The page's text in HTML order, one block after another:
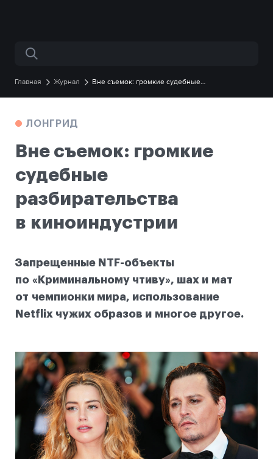
Поиск по сайту
Главная Журнал
Вне съемок: громкие судебные
ЛОНГРИД
Вне съемок: громкие
судебные
разбирательства
в киноиндустрии
Запрещенные NTF-объекты
по «Криминальному чтиву», шах и мат
от чемпионки мира, использование
Netflix чужих образов и многое другое.